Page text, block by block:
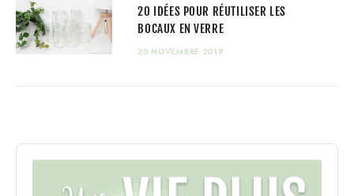
20 IDÉES POUR RÉUTILISER LES
BOCAUX EN VERRE
20 NOVEMBRE 2019
Audio
Player